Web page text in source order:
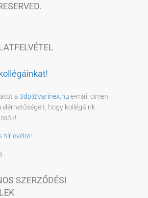
a 3dp@varinex.hu e-mail címen
elérhetőségeit, hogy kollégáink
hírlevélre!
SZERZŐDÉSI